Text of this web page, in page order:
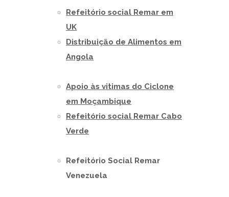
Refeitório social Remar em
UK
Distribuição de Alimentos em
Angola
Apoio às vitimas do Ciclone
em Moçambique
Refeitório social Remar Cabo
Verde
Refeitório Social Remar
Venezuela